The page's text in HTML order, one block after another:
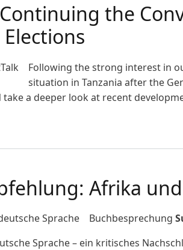
the
Following the strong interest in
situation in Tanzania after the
a deeper look at recent
Afrika
Buchbesprechung
Sprache – ein kritisches